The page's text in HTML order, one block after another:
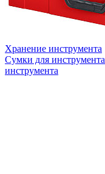
Хранение инструмента
Сумки для инструмента
инструмента